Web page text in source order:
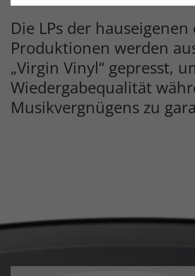
Die LPs der
Produktionen werden
„Virgin Vinyl“ gepresst,
Wiedergabequalität
Musikvergnügens zu